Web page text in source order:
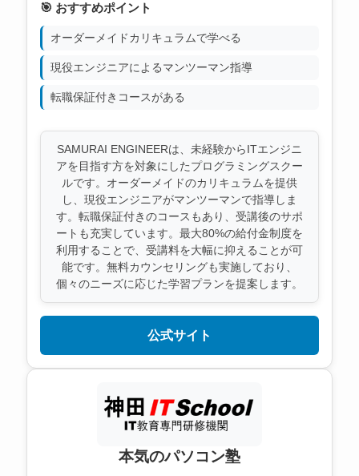
🎯 おすすめポイント
オーダーメイドカリキュラムで学べる
現役エンジニアによるマンツーマン指導
転職保証付きコースがある
SAMURAI ENGINEERは、未経験からITエンジニ
アを目指す方を対象にしたプログラミングスクー
ルです。オーダーメイドのカリキュラムを提供
し、現役エンジニアがマンツーマンで指導しま
す。転職保証付きのコースもあり、受講後のサポ
ートも充実しています。最大80%の給付金制度を
利用することで、受講料を大幅に抑えることが可
能です。無料カウンセリングも実施しており、
個々のニーズに応じた学習プランを提案します。
公式サイト
本気のパソコン塾